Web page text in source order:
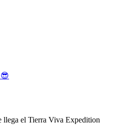
llega el Tierra Viva Expedition